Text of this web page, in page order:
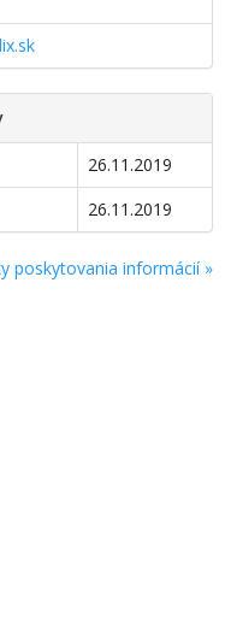
26.11.2019
26.11.2019
poskytovania informácií »